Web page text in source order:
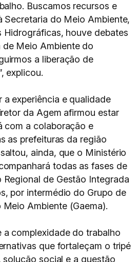
Buscamos recursos e
Secretaria do Meio Ambiente,
Hidrográficas, houve debates
de Meio Ambiente do
a liberação de
explicou.
a experiência e qualidade
da Agem afirmou estar
com a colaboração e
as prefeituras da região
ainda, que o Ministério
todas as fases de
de Gestão Integrada
por intermédio do Grupo de
Ambiente (Gaema).
a complexidade do trabalho
que fortaleçam o tripé
social e a questão